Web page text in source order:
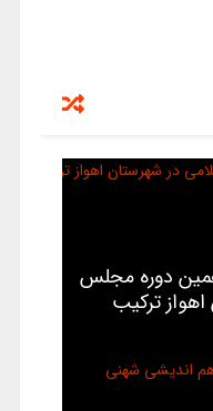
دوره مجلس
ترکیب